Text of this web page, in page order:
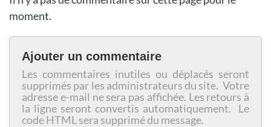
moment.
Ajouter un commentaire
Les commentaires inutiles ou déplacés seront
supprimés par les administrateurs du site. Votre
adresse e-mail ne sera pas affichée. Les retours à
la ligne seront convertis automatiquement. Le
code HTML sera supprimé du message.